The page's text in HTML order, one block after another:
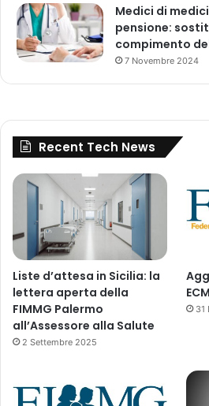
Medici di
pensione:
compimento
7 Novembre 2024
Recent Tech News
Liste d’attesa in Sicilia: la
lettera aperta della
FIMMG Palermo
all’Assessore alla Salute
2 Settembre 2025
ECM
31